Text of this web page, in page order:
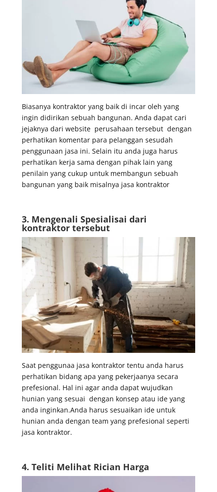
Biasanya kontraktor yang baik di incar oleh yang
ingin didirikan sebuah bangunan. Anda dapat cari
jejaknya dari website perusahaan tersebut dengan
perhatikan komentar para pelanggan sesudah
penggunaan jasa ini. Selain itu anda juga harus
perhatikan kerja sama dengan pihak lain yang
penilain yang cukup untuk membangun sebuah
bangunan yang baik misalnya jasa kontraktor
3. Mengenali Spesialisai dari
kontraktor tersebut
Saat penggunaa jasa kontraktor tentu anda harus
perhatikan bidang apa yang pekerjaanya secara
prefesional. Hal ini agar anda dapat wujudkan
hunian yang sesuai dengan konsep atau ide yang
anda inginkan.Anda harus sesuaikan ide untuk
hunian anda dengan team yang prefesional seperti
jasa kontraktor.
4. Teliti Melihat Rician Harga